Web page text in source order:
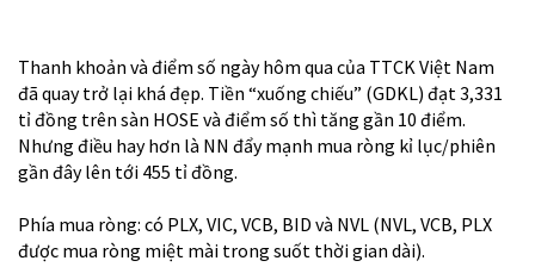
Thanh khoản và điểm số ngày hôm qua của TTCK Việt Nam
đã quay trở lại khá đẹp. Tiền “xuống chiếu” (GDKL) đạt 3,331
tỉ đồng trên sàn HOSE và điểm số thì tăng gần 10 điểm.
Nhưng điều hay hơn là NN đẩy mạnh mua ròng kỉ lục/phiên
gần đây lên tới 455 tỉ đồng.
Phía mua ròng: có PLX, VIC, VCB, BID và NVL (NVL, VCB, PLX
được mua ròng miệt mài trong suốt thời gian dài).